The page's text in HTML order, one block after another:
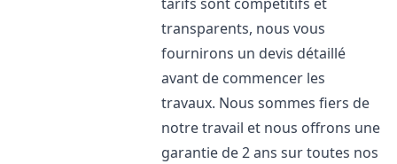
transparents, nous vous
fournirons un devis détaillé
avant de commencer les
travaux. Nous sommes fiers de
notre travail et nous offrons une
garantie de 2 ans sur toutes nos